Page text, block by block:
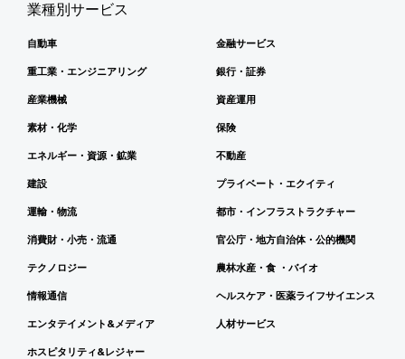
業種別サービス
自動車
重工業・エンジニアリング
産業機械
素材・化学
エネルギー・資源・鉱業
建設
運輸・物流
消費財・小売・流通
テクノロジー
情報通信
エンタテイメント&メディア
ホスピタリティ&レジャー
金融サービス
銀行・証券
資産運用
保険
不動産
プライベート・エクイティ
都市・インフラストラクチャー
官公庁・地方自治体・公的機関
農林水産・食 ・バイオ
ヘルスケア・医薬ライフサイエンス
人材サービス